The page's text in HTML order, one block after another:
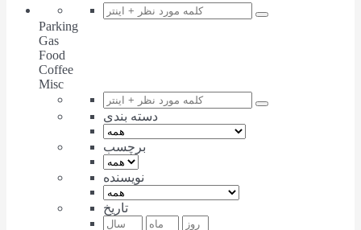
Parking
Gas
Food
Coffee
Misc
دسته بندی
برچسب
نویسنده
تاریخ